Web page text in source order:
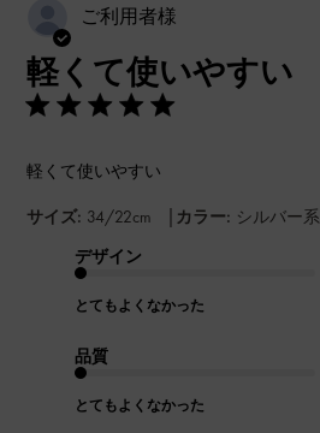
ご利用者様
軽くて使いやすい
軽くて使いやすい
サイズ: 34/22cm | カラー: シルバー系
デザイン
とてもよくなかった
品質
とてもよくなかった